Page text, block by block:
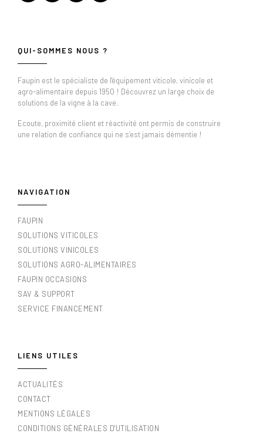
QUI-SOMMES NOUS ?
Faupin est le spécialiste de l'équipement viticole, vinicole et
agro-alimentaire depuis 1950 ! Découvrez un large choix de
solutions de la vigne à la cave.
Ecoute, proximité client et réactivité ont permis de construire
une relation de confiance qui ne s’est jamais démentie !
NAVIGATION
FAUPIN
SOLUTIONS VITICOLES
SOLUTIONS VINICOLES
SOLUTIONS AGRO-ALIMENTAIRES
FAUPIN OCCASIONS
SAV & SUPPORT
SERVICE FINANCEMENT
LIENS UTILES
ACTUALITÉS
CONTACT
MENTIONS LÉGALES
CONDITIONS GÉNÉRALES D'UTILISATION